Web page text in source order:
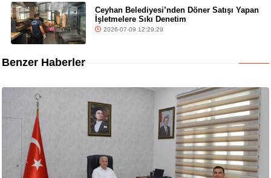
Ceyhan Belediyesi’nden Döner Satışı Yapan
İşletmelere Sıkı Denetim
2026-07-09 12:29:29
Benzer Haberler